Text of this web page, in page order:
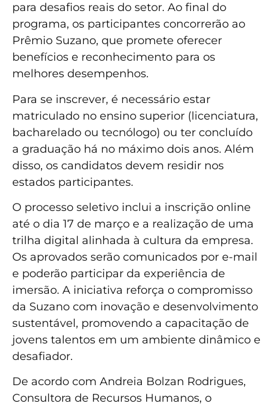
para desafios reais do setor. Ao final do
programa, os participantes concorrerão ao
Prêmio Suzano, que promete oferecer
benefícios e reconhecimento para os
melhores desempenhos.
Para se inscrever, é necessário estar
matriculado no ensino superior (licenciatura,
bacharelado ou tecnólogo) ou ter concluído
a graduação há no máximo dois anos. Além
disso, os candidatos devem residir nos
estados participantes.
O processo seletivo inclui a inscrição online
até o dia 17 de março e a realização de uma
trilha digital alinhada à cultura da empresa.
Os aprovados serão comunicados por e-mail
e poderão participar da experiência de
imersão. A iniciativa reforça o compromisso
da Suzano com inovação e desenvolvimento
sustentável, promovendo a capacitação de
jovens talentos em um ambiente dinâmico e
desafiador.
De acordo com Andreia Bolzan Rodrigues,
Consultora de Recursos Humanos, o